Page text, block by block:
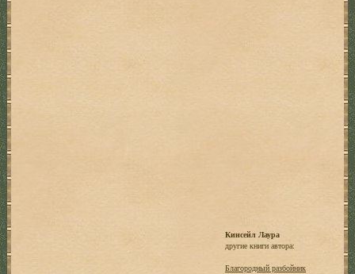
Кинсейл Лаура
другие книги автора:
Благородный разбойник